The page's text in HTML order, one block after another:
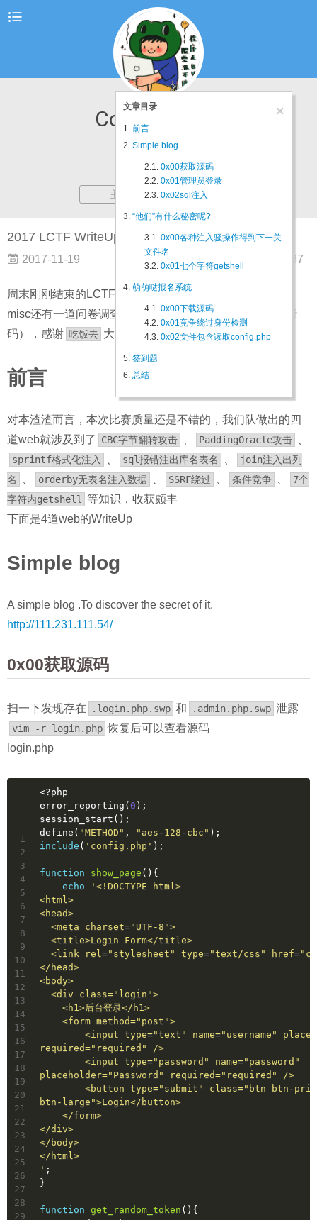
CodeMonster
主页 WriteUp
2017 LCTF WriteUp
2017-11-19 637
×
文章目录
1. 前言
2. Simple blog
2.1. 0x00获取源码
2.2. 0x01管理员登录
2.3. 0x02sql注入
3. “他们”有什么秘密呢?
3.1. 0x00各种注入骚操作得到下一关
文件名
3.2. 0x01七个字符getshell
4. 萌萌哒报名系统
4.1. 0x00下载源码
4.2. 0x01竞争绕过身份检测
4.3. 0x02文件包含读取config.php
5. 签到题
6. 总结
周末刚刚结束的LCTF，我们队一共做出了4道web，一道
misc还有一道问卷调查（好气啊没抢到一血换pwnhub邀请
码），感谢 吃饭去 大佬带飞~
前言
对本渣渣而言，本次比赛质量还是不错的，我们队做出的四
道web就涉及到了
CBC字节翻转攻击 PaddingOracle攻击
sprintf格式化注入 sql报错注出库名表名
join注入出列
名
orderby无表名注入数据 SSRF绕过 条件竞争
7个
字符内getshell
等知识，收获颇丰
下面是4道web的WriteUp
Simple blog
A simple blog .To discover the secret of it.
http://111.231.111.54/
0x00获取源码
扫一下发现存在 .login.php.swp 和 .admin.php.swp 泄露
vim -r login.php 恢复后可以查看源码
login.php
1
2
3
4
5
6
7
8
9
10
11
12
13
14
15
16
17
18
19
20
21
22
23
24
25
26
27
28
29
<?php
error_reporting( 0 );
session_start();
define( "METHOD" , "aes-128-cbc" );
include ( 'config.php' );
function show_page () {
echo
'<!DOCTYPE html>
<html>
<head>
  <meta charset="UTF-8">
  <title>Login Form</title>
<link rel="stylesheet" type="text/css"
</head>
<body>
  <div class="login">
    <h1>后台登录</h1>
    <form method="post">
required="required" />
placeholder="Password" required="required" />
btn-large">Login</button>
    </form>
</div>
</body>
</html>
' ;
}
function get_random_token () {